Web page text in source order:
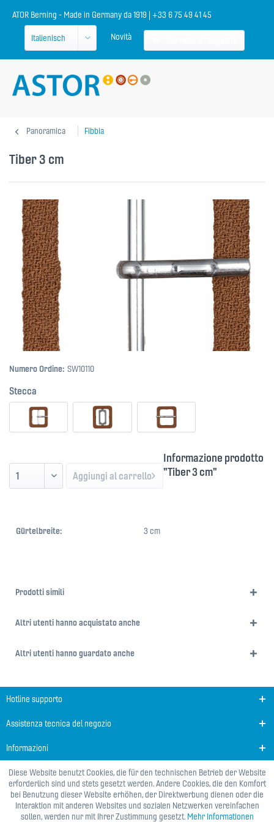
ATOR Berning - Made in Germany da 1919 | +33 6 75 49 41 45
Novità
Panoramica Fibbia
Tiber 3 cm
Numero Ordine: SW10110
Stecca
Aggiungi al carrello
Informazione prodotto
"Tiber 3 cm"
Gürtelbreite: 3 cm
Prodotti simili
Altri utenti hanno acquistato anche
Altri utenti hanno guardato anche
Hotline supporto
Assistenza tecnica del negozio
Informazioni
Diese Website benutzt Cookies, die für den technischen Betrieb der Website
erforderlich sind und stets gesetzt werden. Andere Cookies, die den Komfort
bei Benutzung dieser Website erhöhen, der Direktwerbung dienen oder die
Interaktion mit anderen Websites und sozialen Netzwerken vereinfachen
sollen, werden nur mit Ihrer Zustimmung gesetzt. Mehr Informationen